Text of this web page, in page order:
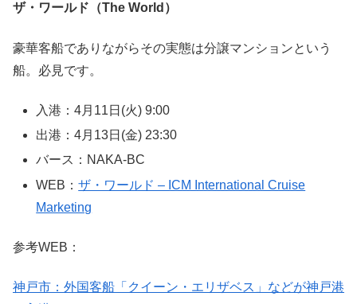
ザ・ワールド（The World）
豪華客船でありながらその実態は分譲マンションという
船。必見です。
入港：4月11日(火) 9:00
出港：4月13日(金) 23:30
バース：NAKA-BC
WEB：ザ・ワールド – ICM International Cruise
Marketing
参考WEB：
神戸市：外国客船「クイーン・エリザベス」などが神戸港